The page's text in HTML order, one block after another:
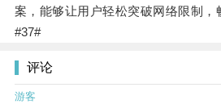
案，能够让用户轻松突破网络限制，
#37#
评论
游客